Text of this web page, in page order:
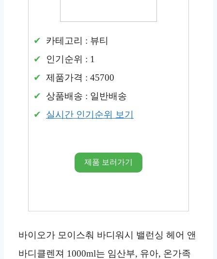
카테고리 : 뷰티
인기순위 : 1
제품가격 : 45700
상품배송 : 일반배송
실시간 인기순위 보기
제품 보러가기
바이오가 모이스춰 바디워시 밸런싱 헤어 앤
바디클렌져 1000ml는 임산부, 유아, 온가족